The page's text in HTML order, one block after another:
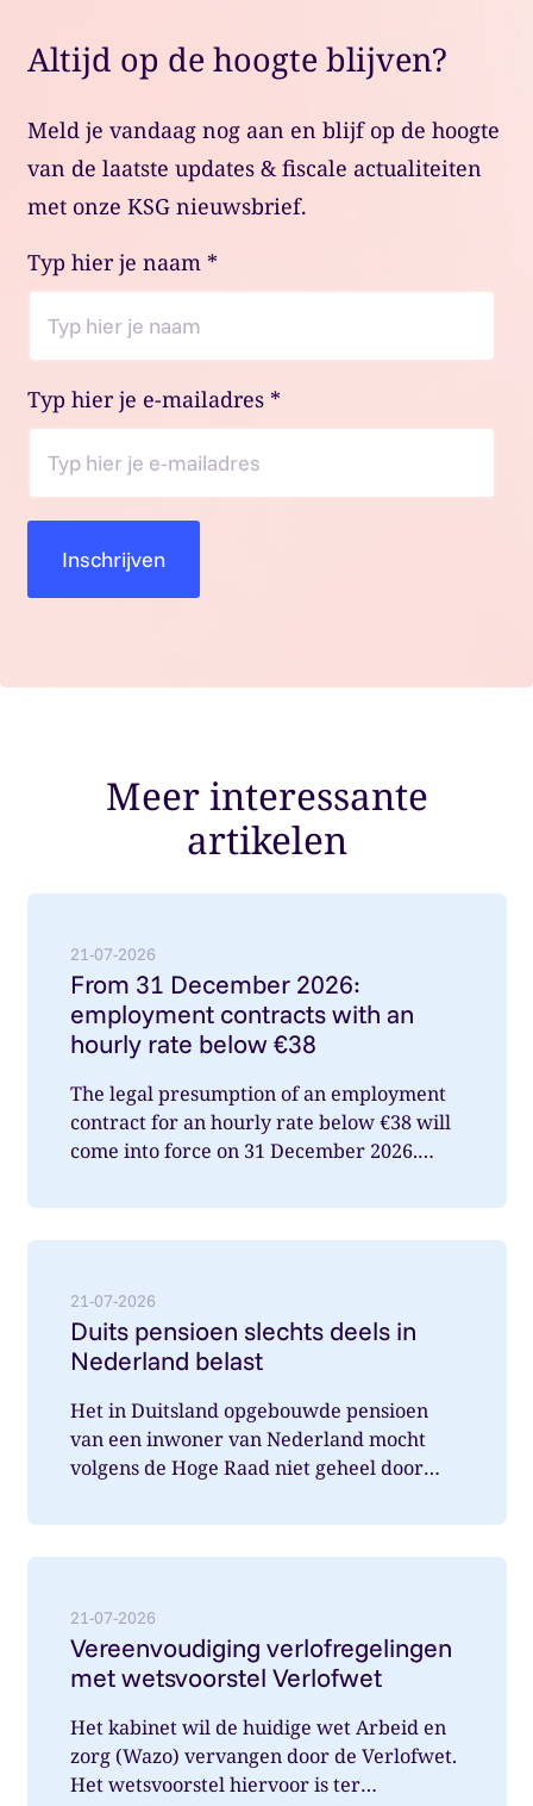
Altijd op de hoogte blijven?
Meld je vandaag nog aan en blijf op de hoogte
van de laatste updates & fiscale actualiteiten
met onze KSG nieuwsbrief.
Typ hier je naam *
Typ hier je e-mailadres *
Meer interessante
artikelen
21-07-2026
From 31 December 2026:
employment contracts with an
hourly rate below €38
The legal presumption of an employment
contract for an hourly rate below €38 will
come into force on 31 December 2026.
21-07-2026
Duits pensioen slechts deels in
Nederland belast
Het in Duitsland opgebouwde pensioen
van een inwoner van Nederland mocht
volgens de Hoge Raad niet geheel door
21-07-2026
Vereenvoudiging verlofregelingen
met wetsvoorstel Verlofwet
Het kabinet wil de huidige wet Arbeid en
zorg (Wazo) vervangen door de Verlofwet.
Het wetsvoorstel hiervoor is ter